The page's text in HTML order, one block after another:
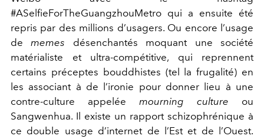
#ASelfieForTheGuangzhouMetro qui a ensuite été
repris par des millions d’usagers. Ou encore l’usage
dememes désenchantés moquant une société
matérialiste et ultra-compétitive, qui reprennent
certains préceptes bouddhistes (tel la frugalité) en
les associant à de l’ironie pour donner lieu à une
contre-culture appelée mourning culture ou
Sangwenhua. Il existe un rapport schizophrénique à
ce double usage d’internet de l’Est et de l’Ouest.